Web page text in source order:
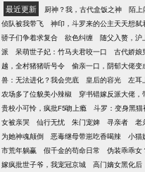
最近更新 厨神？我，古代盒饭之神 陌上
侦队被我带飞
神印，斗罗来的公主天天想弑
骄子们争着求复合
欲色纠缠 随父入赘，沪
派
呆萌世子妃：竹马夫君咬一口 古代娇娘
越，全村猪猪听号令
偷亲一口，阴郁大佬变
兽：无法进化？我会兜底
皇后的容光 左耳
农场多了位貌美小辣椒
穿书错嫁反派大佬，
贵校小可怜，疯批F5吻上瘾
斗罗：变身黑
女被亲哭
仙行无忧 朱门宠婢 寻亲者 老
为她神魂颠倒
恶毒继母带崽吃香喝辣 小猫
市荒年躺赢
假千金的苟命日常 伪装乖乖女
嫁疯批世子爷，我宠冠京城
高门嫡女黑化后